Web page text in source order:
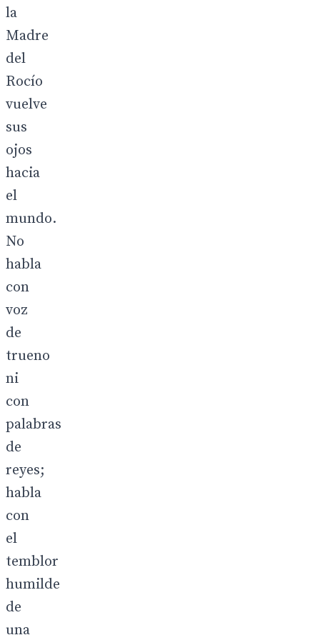
la
Madre
del
Rocío
vuelve
sus
ojos
hacia
el
mundo.
No
habla
con
voz
de
trueno
ni
con
palabras
de
reyes;
habla
con
el
temblor
humilde
de
una